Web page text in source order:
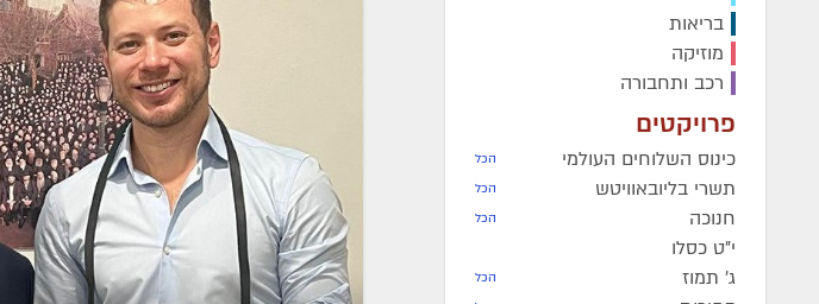
בריאות
מוזיקה
רכב ותחבורה
פרויקטים
כינוס השלוחים העולמי הכל
תשרי בליובאוויטש הכל
חנוכה הכל
י"ט כסלו
ג' תמוז
הכל
ישראל יצחק גולדשטיין
- תשפ"ג
בתיה קלמנסון
שמחה מענדל הלוי פרידמן
- תשפ"ה
הבחור הת' מנחם יעקב
לאקשפייטער ע״ה-
הרה"ח שמואל ברוך
- תשל"ט
הנערה חנה שניאור
מרת שיינדל איטקיו